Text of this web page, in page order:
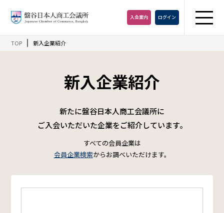
入会案内 ログイン
TOP 新入企業紹介
新入企業紹介
新たに盤谷日本人商工会議所に
ご入会いただいた企業をご紹介しています。
すべての会員企業は
会員企業検索からお調べいただけます。